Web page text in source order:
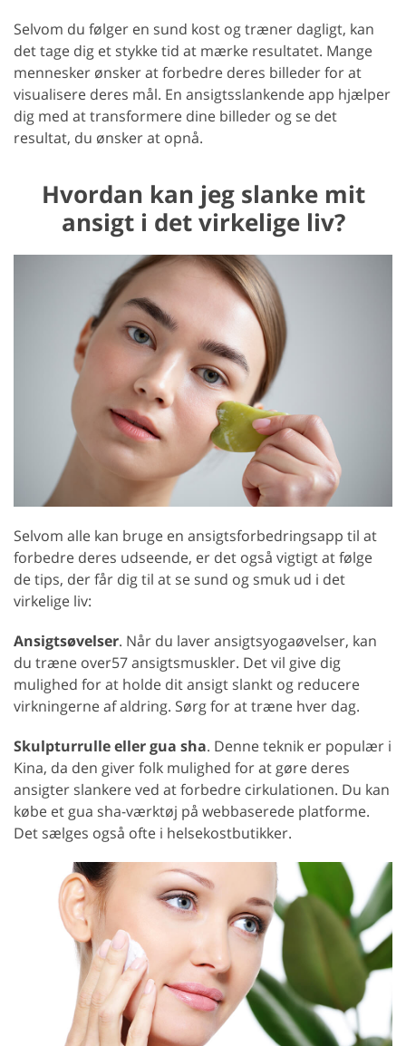
Selvom du følger en sund kost og træner dagligt, kan
det tage dig et stykke tid at mærke resultatet. Mange
mennesker ønsker at forbedre deres billeder for at
visualisere deres mål. En ansigtsslankende app hjælper
dig med at transformere dine billeder og se det
resultat, du ønsker at opnå.
Hvordan kan jeg slanke mit
ansigt i det virkelige liv?
Selvom alle kan bruge en ansigtsforbedringsapp til at
forbedre deres udseende, er det også vigtigt at følge
de tips, der får dig til at se sund og smuk ud i det
virkelige liv:
Ansigtsøvelser. Når du laver ansigtsyogaøvelser, kan
du træne over57 ansigtsmuskler. Det vil give dig
mulighed for at holde dit ansigt slankt og reducere
virkningerne af aldring. Sørg for at træne hver dag.
Skulpturrulle eller gua sha. Denne teknik er populær i
Kina, da den giver folk mulighed for at gøre deres
ansigter slankere ved at forbedre cirkulationen. Du kan
købe et gua sha-værktøj på webbaserede platforme.
Det sælges også ofte i helsekostbutikker.